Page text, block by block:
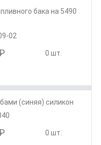
бака на 5490
02
0 шт.
(синяя) силикон
0 шт.